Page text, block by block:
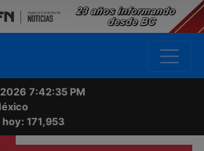
7:42:36 PM
171,953